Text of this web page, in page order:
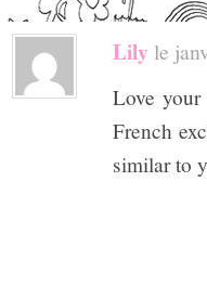
Lily le
Love your
French
similar to